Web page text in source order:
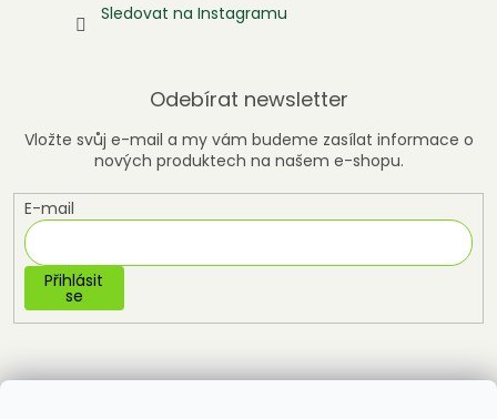
Sledovat na Instagramu
Odebírat newsletter
Vložte svůj e-mail a my vám budeme zasílat informace o
nových produktech na našem e-shopu.
E-mail
Přihlásit
se